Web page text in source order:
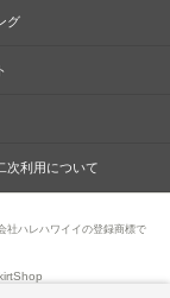
グ
次利用について
社ハレハワイイの登録商標で